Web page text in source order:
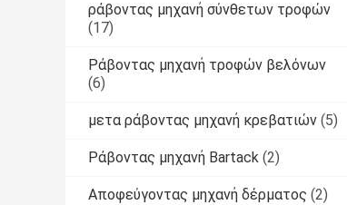
ράβοντας μηχανή σύνθετων τροφών
(17)
Ράβοντας μηχανή τροφών βελόνων
(6)
μετα ράβοντας μηχανή κρεβατιών (5)
Ράβοντας μηχανή Bartack (2)
Αποφεύγοντας μηχανή δέρματος (2)